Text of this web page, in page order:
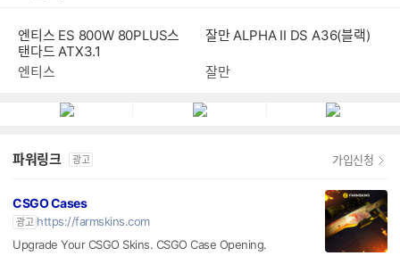
엔티스 ES 800W 80PLUS스
탠다드 ATX3.1
엔티스
잘만 ALPHA II DS A36(블랙)
잘만
파워링크 광고 가입신청
CSGO Cases
광고 https://farmskins.com
Upgrade Your CSGO Skins. CSGO Case Opening.